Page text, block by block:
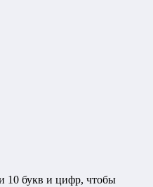
10 букв и цифр, чтобы